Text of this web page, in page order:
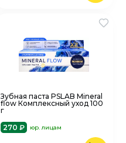
Зубная паста PSLAB Mineral
flow Комплексный уход 100
г
270 ₽
юр. лицам